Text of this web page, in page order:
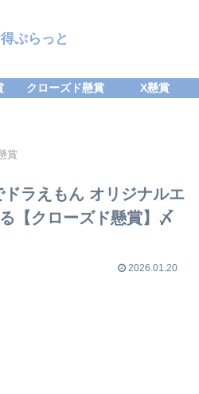
ぷらっと
クローズド懸賞 X懸賞
賞
ドラえもん オリジナルエ
【クローズド懸賞】〆
2026.01.20